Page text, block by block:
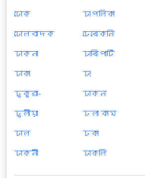
ঢোক
ঢোলবাদক
ঢাকনা
ঢাকা
ঢুকুৱা-
ঢুলীয়া
ঢাল
ঢাকনী
ঢাপলিকা
ঢেৰেকনি
ঢাৰিপাটি
ঢং
ঢাকন
ঢলা কাম
ঢকা
ঢাকলি